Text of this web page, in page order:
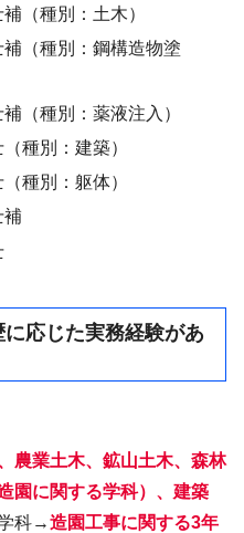
（種別：土木）
（種別：鋼構造物塗
（種別：薬液注入）
種別：建築）
種別：躯体）
補
応じた実務経験があ
農業土木、鉱山土木、森林
園に関する学科）、建築
科→造園工事に関する3年